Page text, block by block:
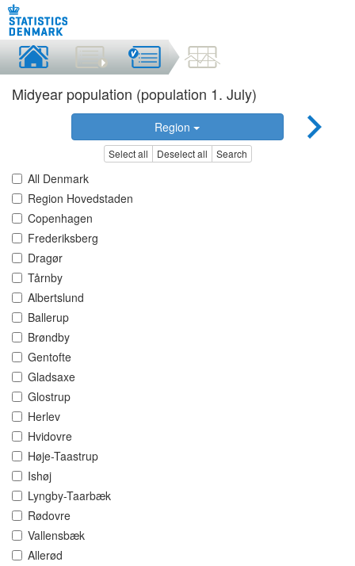
Midyear population (population 1. July)
Region
Select all Deselect all Search
All Denmark
Region Hovedstaden
Copenhagen
Frederiksberg
Dragør
Tårnby
Albertslund
Ballerup
Brøndby
Gentofte
Gladsaxe
Glostrup
Herlev
Hvidovre
Høje-Taastrup
Ishøj
Lyngby-Taarbæk
Rødovre
Vallensbæk
Allerød